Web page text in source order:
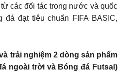
các đối tác trong nước và quốc
đá đạt tiêu chuẩn FIFA BASIC,
trải nghiệm 2 dòng sản phẩm
ngoài trời và Bóng đá Futsal)